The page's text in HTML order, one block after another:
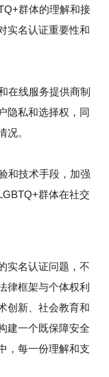
群体的理解和接
实名认证重要性和
线服务提供商制
隐私和选择权，同
况。
技术手段，加强
群体在社交
名认证问题，不
律框架与个体权利
创新、社会教育和
建一个既保障安全
，每一份理解和支